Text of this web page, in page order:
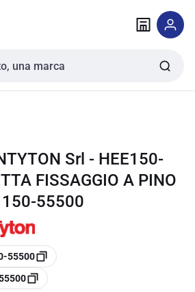
Srl - HEE150-
FISSAGGIO A PINO
150-55500
55500